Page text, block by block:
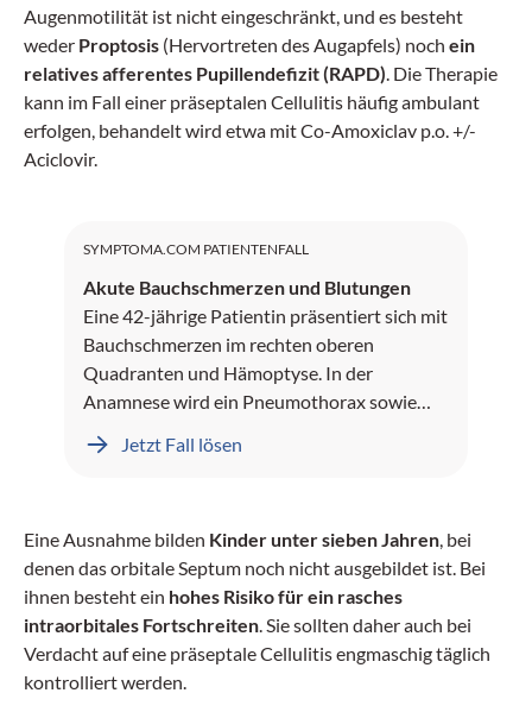
Augenmotilität ist nicht eingeschränkt, und es besteht
weder Proptosis (Hervortreten des Augapfels) noch ein
relatives afferentes Pupillendefizit (RAPD) . Die Therapie
kann im Fall einer präseptalen Cellulitis häufig ambulant
erfolgen, behandelt wird etwa mit Co-Amoxiclav p.o. +/-
Aciclovir.
SYMPTOMA.COM PATIENTENFALL
Akute Bauchschmerzen und Blutungen
Eine 42-jährige Patientin präsentiert sich mit
Bauchschmerzen im rechten oberen
Quadranten und Hämoptyse. In der
Anamnese wird ein Pneumothorax sowie
Jetzt Fall lösen
Eine Ausnahme bilden Kinder unter sieben Jahren , bei
denen das orbitale Septum noch nicht ausgebildet ist. Bei
ihnen besteht ein hohes Risiko für ein rasches
intraorbitales Fortschreiten . Sie sollten daher auch bei
Verdacht auf eine präseptale Cellulitis engmaschig täglich
kontrolliert werden.